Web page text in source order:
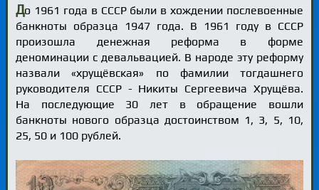
До 1961 года в СССР были в хождении послевоенные
банкноты образца 1947 года. В 1961 году в СССР
произошла денежная реформа в форме
деноминации с девальвацией. В народе эту реформу
назвали «хрущёвская» по фамилии тогдашнего
руководителя СССР - Никиты Сергеевича Хрущёва.
На последующие 30 лет в обращение вошли
банкноты нового образца достоинством 1, 3, 5, 10,
25, 50 и 100 рублей.